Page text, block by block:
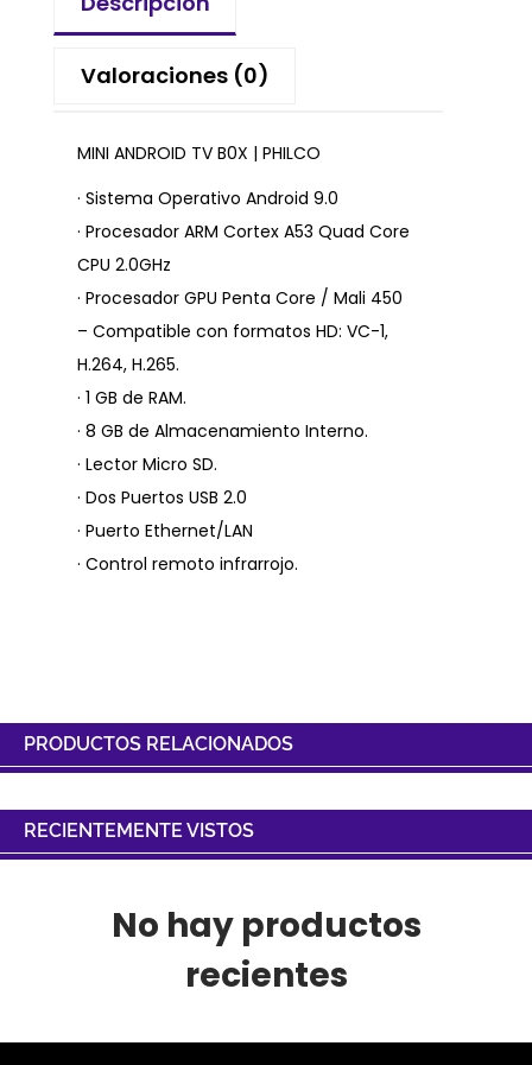
Valoraciones (0)
MINI ANDROID TV B0X | PHILCO
· Sistema Operativo Android 9.0
· Procesador ARM Cortex A53 Quad Core
CPU 2.0GHz
· Procesador GPU Penta Core / Mali 450
– Compatible con formatos HD: VC-1,
H.264, H.265.
· 1 GB de RAM.
· 8 GB de Almacenamiento Interno.
· Lector Micro SD.
· Dos Puertos USB 2.0
· Puerto Ethernet/LAN
· Control remoto infrarrojo.
PRODUCTOS RELACIONADOS
RECIENTEMENTE VISTOS
No hay productos
recientes